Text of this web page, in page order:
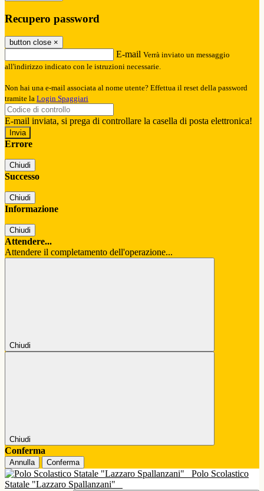
Recupero password
button close ×
E-mail Verrà inviato un messaggio
all'indirizzo indicato con le istruzioni necessarie.
Non hai una e-mail associata al nome utente? Effettua il reset della password
tramite la Login Spaggiari
E-mail inviata, si prega di controllare la casella di posta elettronica!
Errore
Chiudi
Successo
Chiudi
Informazione
Chiudi
Attendere...
Attendere il completamento dell'operazione...
Chiudi
Chiudi
Conferma
Annulla Conferma
Polo Scolastico
Statale "Lazzaro Spallanzani"